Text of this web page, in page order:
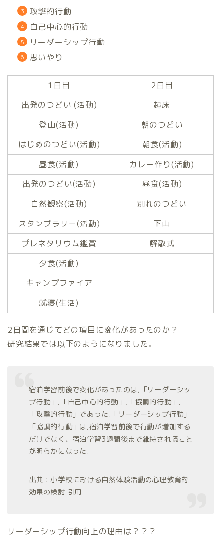
攻撃的行動
自己中心的行動
リーダーシップ行動
思いやり
1日目
2日目
出発のつどい (活動)
起床
登山(活動)
朝のつどい
はじめのつどい(活動)
朝食(活動)
昼食(活動)
カレー作り(活動)
出発のつどい(活動)
昼食(活動)
自然観察(活動)
別れのつどい
スタンプラリー(活動)
下山
プレネタリウム鑑賞
解散式
夕食(活動)
キャンプファイア
就寝(生活)
2日間を通じてどの項目に変化があったのか？
研究結果では以下のようになりました。
宿泊学習前後で変化があったのは,「リーダーシッ
プ行動」,「自己中心的行動」,「協調的行動」,
「攻撃的行動」であった.「リーダーシップ行動」
「協調的行動」は,宿泊学習前後で行動が増加する
だけでなく、宿泊学習3週間後まで維持されること
が明らかになった.
出典：小学校における自然体験活動の心理教育的
効果の検討 引用
リーダーシップ行動向上の理由は？？？